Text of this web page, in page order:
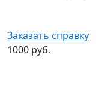
Заказать справку
1000 руб.